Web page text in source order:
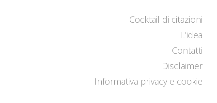
Cocktail di citazioni
L’idea
Contatti
Disclaimer
Informativa privacy e cookie